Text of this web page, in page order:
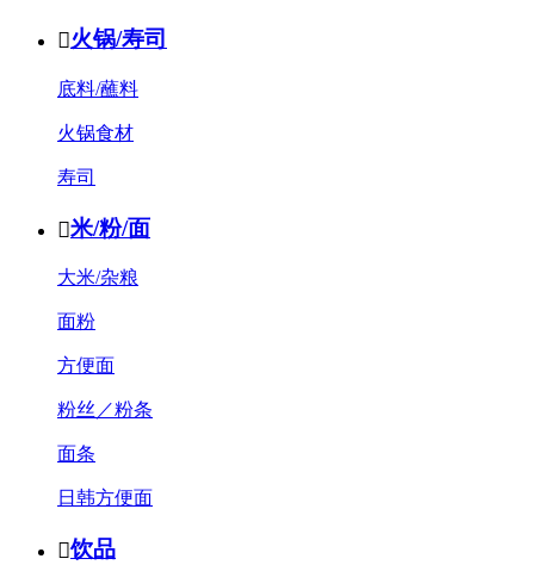
火锅/寿司
底料/蘸料
火锅食材
寿司
米/粉/面
大米/杂粮
面粉
方便面
粉丝／粉条
面条
日韩方便面
饮品